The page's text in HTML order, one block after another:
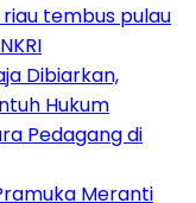
tembus pulau
Dibiarkan,
Hukum
Pedagang di
Meranti